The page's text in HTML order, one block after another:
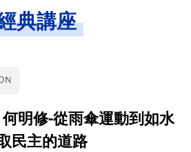
典講座
明修-從雨傘運動到如水
民主的道路